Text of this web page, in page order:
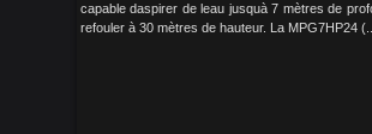
capable daspirer de leau jusquà 7 mètres de
refouler à 30 mètres de hauteur. La MPG7HP24